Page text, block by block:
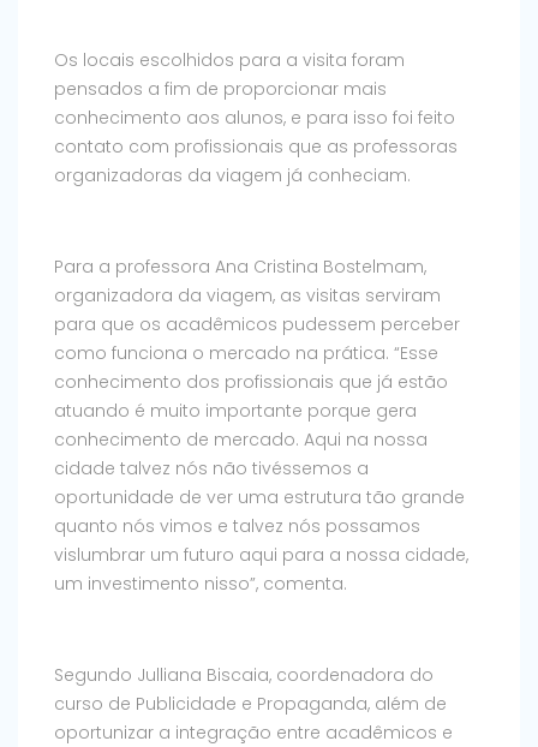
Os locais escolhidos para a visita foram
pensados a fim de proporcionar mais
conhecimento aos alunos, e para isso foi feito
contato com profissionais que as professoras
organizadoras da viagem já conheciam.
Para a professora Ana Cristina Bostelmam,
organizadora da viagem, as visitas serviram
para que os acadêmicos pudessem perceber
como funciona o mercado na prática. “Esse
conhecimento dos profissionais que já estão
atuando é muito importante porque gera
conhecimento de mercado. Aqui na nossa
cidade talvez nós não tivéssemos a
oportunidade de ver uma estrutura tão grande
quanto nós vimos e talvez nós possamos
vislumbrar um futuro aqui para a nossa cidade,
um investimento nisso”, comenta.
Segundo Julliana Biscaia, coordenadora do
curso de Publicidade e Propaganda, além de
oportunizar a integração entre acadêmicos e